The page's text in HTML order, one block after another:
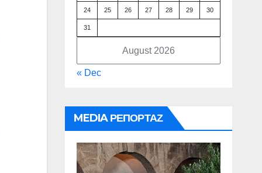
August 2026
24 25 26 27 28 29 30
31
« Dec
MEDIA ΡΕΠΟΡΤΑΖ